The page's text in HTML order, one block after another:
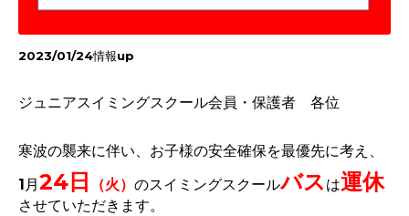
2023/01/24情報up
ジュニアスイミングスクール会員・ 保護者 各位
寒波の襲来に伴い、お子様の安全確保を最優先に考え、
1月 24日 （火） のスイミングスクールバス は運休
させていただきます。